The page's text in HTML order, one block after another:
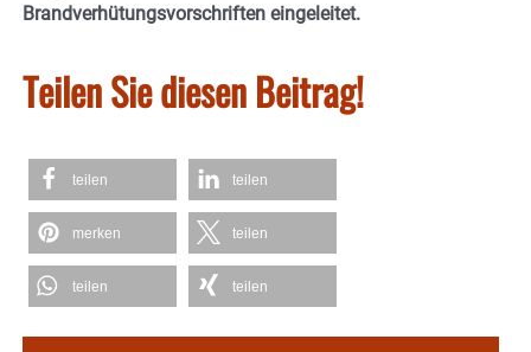
Brandverhütungsvorschriften eingeleitet.
Teilen Sie diesen Beitrag!
teilen teilen
merken teilen
teilen teilen